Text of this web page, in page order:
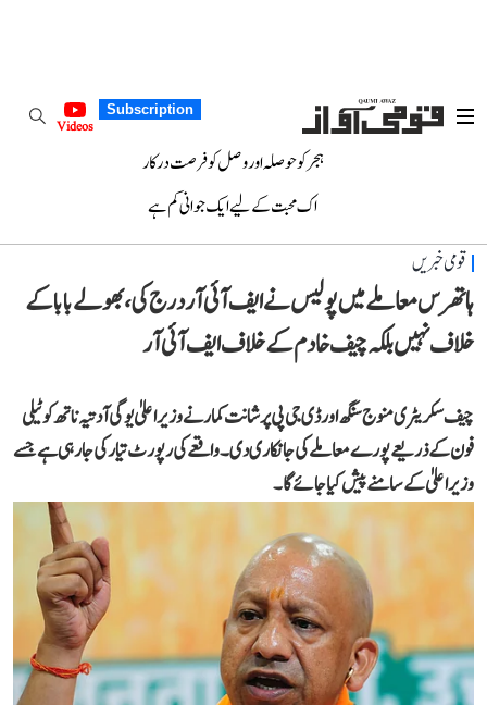
Subscription
Videos
ہجر کو حوصلہ اور وصل کو فرصت درکار
اک محبت کے لیے ایک جوانی کم ہے
قومی خبریں
ہاتھرس معاملے میں پولیس نے ایف آئی آر درج کی، بھولے باباکے
خلاف نہیں بلکہ چیف خادم کےخلاف ایف آئی آر
چیف سکریٹری منوج سنگھ اور ڈی جی پی پرشانت کمار نے وزیر اعلیٰ یوگی آدتیہ ناتھ کو ٹیلی
فون کے ذریعے پورے معاملے کی جانکاری دی۔ واقعے کی رپورٹ تیار کی جا رہی ہے جسے
وزیراعلیٰ کے سامنے پیش کیا جائے گا۔